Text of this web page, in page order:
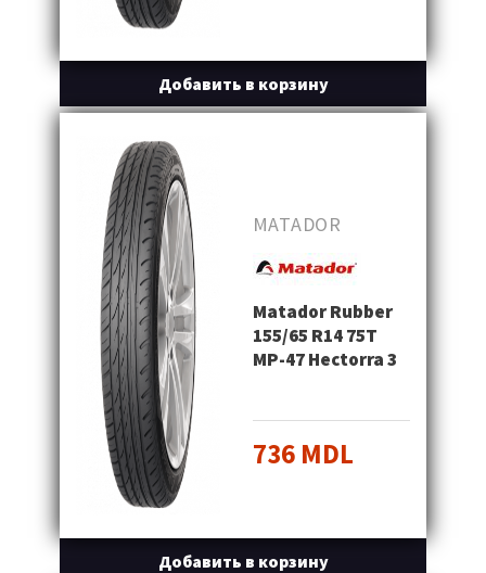
Добавить в корзину
MATADOR
Matador Rubber
155/65 R14 75T
MP-47 Hectorra 3
736 MDL
Добавить в корзину